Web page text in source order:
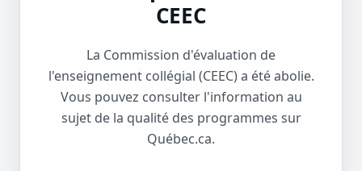
CEEC
La Commission d'évaluation de
l'enseignement collégial (CEEC) a été abolie.
Vous pouvez consulter l'information au
sujet de la qualité des programmes sur
Québec.ca.